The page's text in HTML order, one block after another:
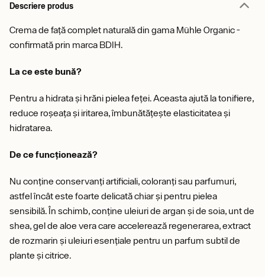
Descriere produs
Crema de față complet naturală din gama Mühle Organic -
confirmată prin marca BDIH.
La ce este bună?
Pentru a hidrata și hrăni pielea feței. Aceasta ajută la tonifiere,
reduce roșeața și iritarea, îmbunătățește elasticitatea și
hidratarea.
De ce funcționează?
Nu conține conservanți artificiali, coloranți sau parfumuri,
astfel încât este foarte delicată chiar și pentru pielea
sensibilă. În schimb, conține uleiuri de argan și de soia, unt de
shea, gel de aloe vera care accelerează regenerarea, extract
de rozmarin și uleiuri esențiale pentru un parfum subtil de
plante și citrice.